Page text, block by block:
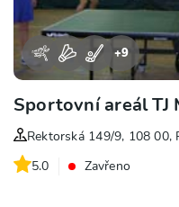
+9
Sportovní areál TJ
Rektorská 149/9, 108 00,
5.0
Zavřeno